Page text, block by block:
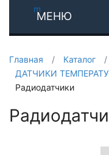
МЕНЮ
Главная / Каталог /
ДАТЧИКИ
Радиодатчики